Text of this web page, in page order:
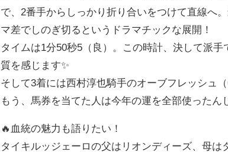
で、2番手からしっかり折り合いをつけて直線へ
マ差でしのぎ切るというドラマチックな展開！
タイムは1分50秒5（良）。この時計、決して派
質を感じます✨
そして3着には西村淳也騎手のオーブフレッシュ
もう、馬券を当てた人は今年の運を全部使ったん
🔥血統の魅力も語りたい！
タイキルッジェーロの父はリオンディーズ、母は